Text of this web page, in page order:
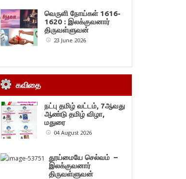
வெருளி நோய்கள் 1616-
1620 : இலக்குவனார்
திருவள்ளுவன்
23 June 2026
கவிதை
நட்பு தமிழ் வட்டம், 7ஆவது
ஆண்டு தமிழ் விழா,
மதுரை
04 August 2026
தூய்மையே செல்வம் –
இலக்குவனார்
திருவள்ளுவன்